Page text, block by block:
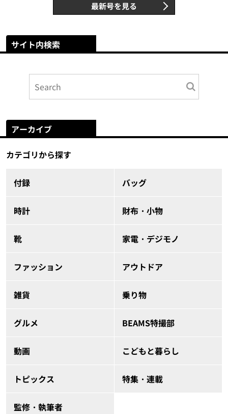
最新号を見る
サイト内検索
アーカイブ
カテゴリから探す
付録 バッグ
時計 財布・小物
靴 家電・デジモノ
ファッション アウトドア
雑貨 乗り物
グルメ BEAMS特撮部
動画 こどもと暮らし
トピックス 特集・連載
監修・執筆者